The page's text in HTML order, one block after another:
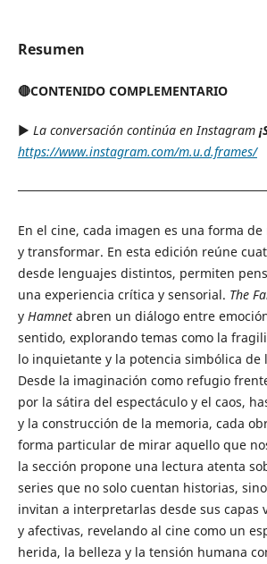
Resumen
🔴CONTENIDO COMPLEMENTARIO
▶︎ La conversación continúa en Instagram
https://www.instagram.com/m.u.d.frames/
────────────────────────────
En el cine, cada imagen es una forma
y transformar. En esta edición reúne
desde lenguajes distintos, permiten
una experiencia crítica y sensorial. The
y Hamnetabren un diálogo entre
sentido, explorando temas como la
lo inquietante y la potencia simbólica de
Desde la imaginación como refugio
por la sátira del espectáculo y el caos,
y la construcción de la memoria, cada
forma particular de mirar aquello que
la sección propone una lectura atenta
series que no solo cuentan historias,
invitan a interpretarlas desde sus capas
y afectivas, revelando al cine como un
herida, la belleza y la tensión humana